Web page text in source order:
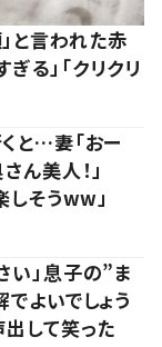
と言われた赤
る」「クリクリ
と…妻「おー
ん美人！」
しそうww」
い」息子の”ま
よいでしょう
して笑った